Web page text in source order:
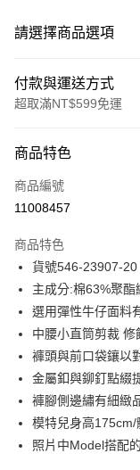
請選擇商品選項
付款與運送方式
超取滿NT$599免運
信用卡一次付款
信用卡分期付款
合作金庫商業銀行
華南商業銀行
上海商業儲蓄銀行
國泰世華商業銀行
臺灣中小企業銀行
匯豐（台灣）商業銀
聯邦商業銀行
元大商業銀行
玉山商業銀行
台新國際商業銀行
台灣樂天信用卡公司
超商取貨付款
LINE Pay
Apple Pay
街口支付
ATM付款
商品特色
商品編號
11008457
商品特色
貨號546-23907-20
主成分:棉63%聚
選用彈性牛仔面料
中腰小直筒剪裁 修
褲頭與前口袋鑲以
金屬釦與鉚釘點綴
褲腳側邊繡有細緻
模特兒身高
照片中Model搭配